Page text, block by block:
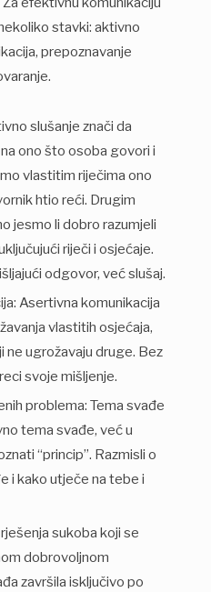
stavki: aktivno
prepoznavanje
slušanje znači da
ono što osoba govori i
vlastitim riječima ono
htio reći. Drugim
jesmo li dobro razumjeli
riječi i osjećaje.
odgovor, već slušaj.
Asertivna komunikacija
vlastitih osjećaja,
ugrožavaju druge. Bez
svoje mišljenje.
problema: Tema svađe
tema svađe, već u
“princip”. Razmisli o
i kako utječe na tebe i
sukoba koji se
dobrovoljnom
završila isključivo po